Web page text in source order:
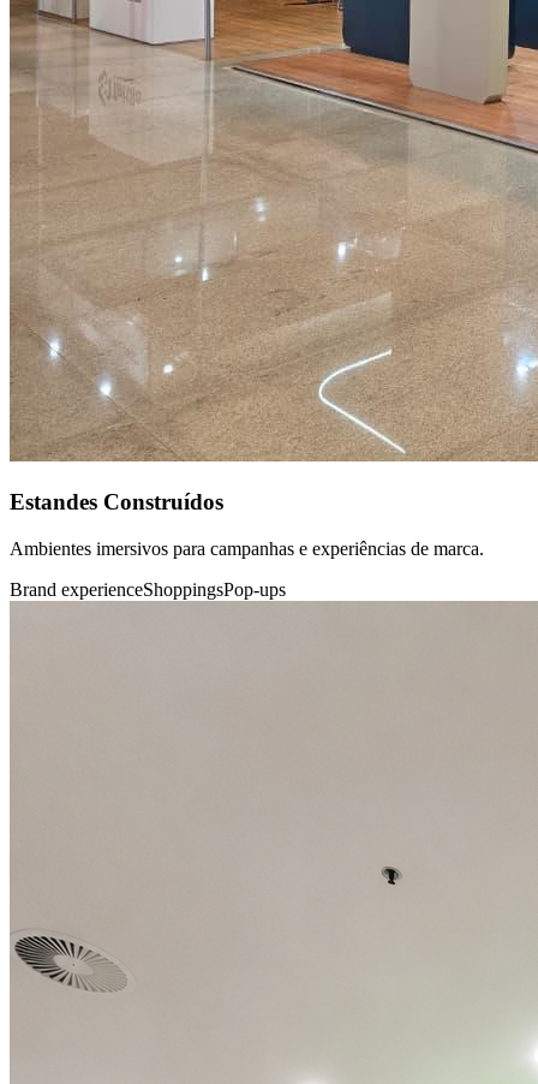
Estandes Construídos
Ambientes imersivos para campanhas e experiências de marca.
Brand experienceShoppingsPop-ups